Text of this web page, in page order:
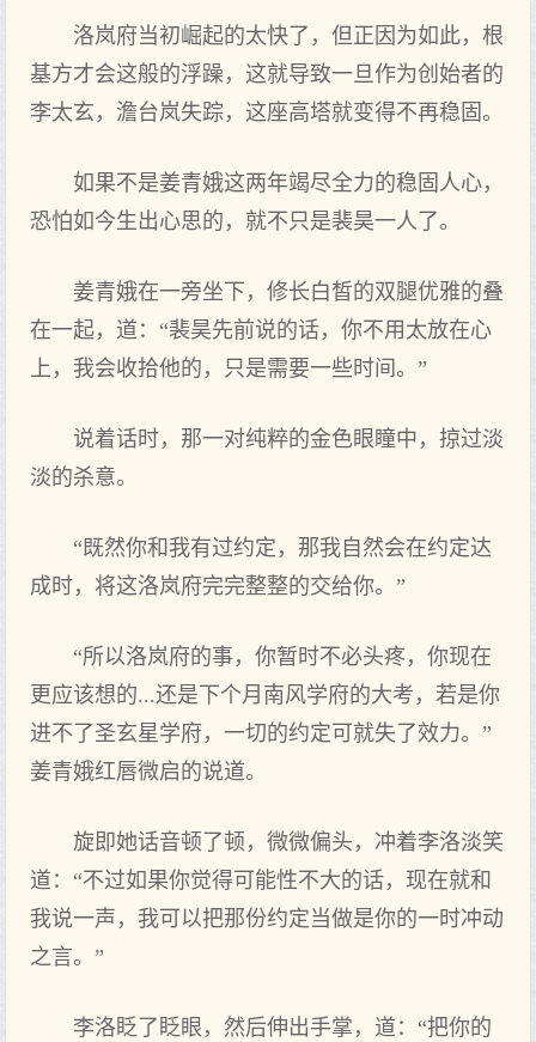
洛岚府当初崛起的太快了，但正因为如此，根
基方才会这般的浮躁，这就导致一旦作为创始者的
李太玄，澹台岚失踪，这座高塔就变得不再稳固。
如果不是姜青娥这两年竭尽全力的稳固人心，
恐怕如今生出心思的，就不只是裴昊一人了。
姜青娥在一旁坐下，修长白皙的双腿优雅的叠
在一起，道：“裴昊先前说的话，你不用太放在心
上，我会收拾他的，只是需要一些时间。”
说着话时，那一对纯粹的金色眼瞳中，掠过淡
淡的杀意。
“既然你和我有过约定，那我自然会在约定达
成时，将这洛岚府完完整整的交给你。”
“所以洛岚府的事，你暂时不必头疼，你现在
更应该想的...还是下个月南风学府的大考，若是你
进不了圣玄星学府，一切的约定可就失了效力。”
姜青娥红唇微启的说道。
旋即她话音顿了顿，微微偏头，冲着李洛淡笑
道：“不过如果你觉得可能性不大的话，现在就和
我说一声，我可以把那份约定当做是你的一时冲动
之言。”
李洛眨了眨眼，然后伸出手掌，道：“把你的